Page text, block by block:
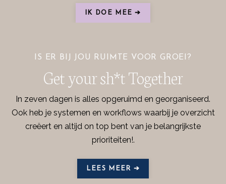
IK DOE MEE ➔
IS ER BIJ JOU RUIMTE VOOR GROEI?
Get your sh*t Together
In zeven dagen is alles opgeruimd en georganiseerd.
Ook heb je systemen en workflows waarbij je overzicht
creëert en altijd on top bent van je belangrijkste
prioriteiten!.
LEES MEER ➔